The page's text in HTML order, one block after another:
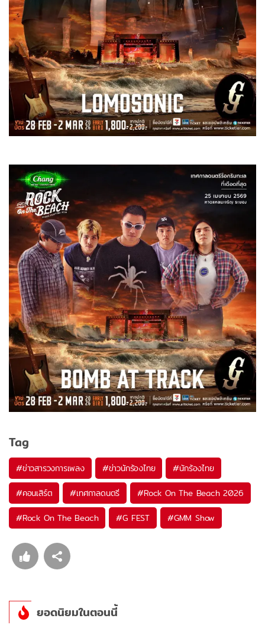
Tag
#ข่าวสารวงการเพลง #ข่าวนักร้องไทย #นักร้องไทย
#คอนเสิร์ต #เทศกาลดนตรี #Rock On The Beach 2026
#Rock On The Beach #G FEST #GMM Show
ยอดนิยมในตอนนี้